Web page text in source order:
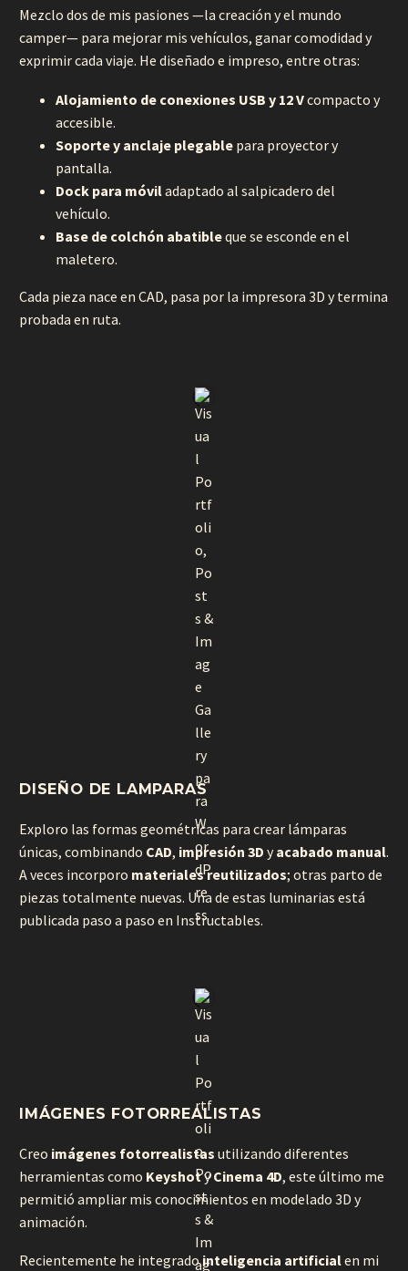
Mezclo dos de mis pasiones —la creación y el mundo
camper— para mejorar mis vehículos, ganar comodidad y
exprimir cada viaje. He diseñado e impreso, entre otras:
Alojamiento de conexiones USB y 12 Vcompacto y
accesible.
Soporte y anclaje plegable para proyector y
pantalla.
Dock para móviladaptado al salpicadero del
vehículo.
Base de colchón abatibleque se esconde en el
maletero.
Cada pieza nace en CAD, pasa por la impresora 3D y termina
probada en ruta.
DISEÑO DE LAMPARAS
Exploro las formas geométricas para crear lámparas
únicas, combinando CAD, impresión 3D yacabado manual.
A veces incorporo materiales reutilizados; otras parto de
piezas totalmente nuevas. Una de estas luminarias está
publicada paso a paso en Instructables.
IMÁGENES FOTORREALISTAS
Creo imágenes fotorrealistas utilizando diferentes
herramientas como KeyshotyCinema 4D, este último me
permitió ampliar mis conocimientos en modelado 3D y
animación.
Recientemente he integradointeligencia artificialen mi